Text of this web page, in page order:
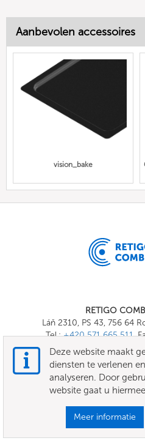
Aanbevolen accessoires
vision_bake
RETIGO
Láň 2310, PS 43, 756 64
Tel.:+420 571 665 511,
E-mail:
Deze website maakt
diensten te verlenen
analyseren. Door
website gaat u
Meer informatie